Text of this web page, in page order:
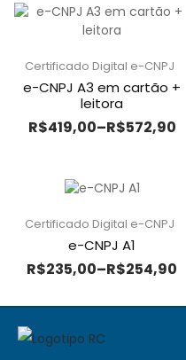
Certificado Digital e-CNPJ
e-CNPJ A3 em cartão +
leitora
R$419,00–R$572,90
Certificado Digital e-CNPJ
e-CNPJ A1
R$235,00–R$254,90